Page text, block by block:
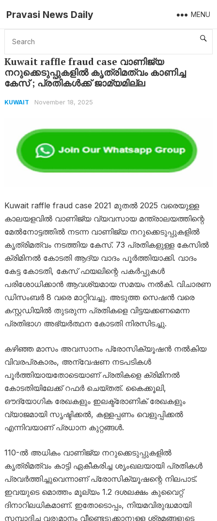
Pravasi News Daily MENU
Home Kuwait
Kuwait raffle fraud case വാണിജ്യ
നറുക്കെടുപ്പുകളിൽ കൃത്രിമത്വം കാണിച്ച
കേസ് ; പ്രതികൾക്ക് ജാമ്യമില്ല
KUWAIT November 18, 2025
Kuwait raffle fraud case 2021 മുതൽ 2025 വരെയുള്ള
കാലയളവിൽ വാണിജ്യ വ്യവസായ മന്ത്രാലയത്തിന്റെ
മേൽനോട്ടത്തിൽ നടന്ന വാണിജ്യ നറുക്കെടുപ്പുകളിൽ
കൃത്രിമത്വം നടത്തിയ കേസ്. 73 പ്രതികളുള്ള കേസിൽ
ക്രിമിനൽ കോടതി ആദ്യ വാദം പൂർത്തിയാക്കി. വാദം
കേട്ട കോടതി, കേസ് ഫയലിന്റെ പകർപ്പുകൾ
പരിശോധിക്കാൻ ആവശ്യമായ സമയം നൽകി. വിചാരണ
ഡിസംബർ 8 വരെ മാറ്റിവച്ചു. അടുത്ത സെഷൻ വരെ
കസ്റ്റഡിയിൽ തുടരുന്ന പ്രതികളെ വിട്ടയക്കണമെന്ന
പ്രതിഭാഗ അഭ്യർത്ഥന കോടതി നിരസിടച്ചു.
കഴിഞ്ഞ മാസം അവസാനം പ്രോസിക്യൂഷൻ നൽകിയ
വിവരപ്രകാരം, അന്വേഷണ നടപടികൾ
പൂർത്തിയായതോടെയാണ് പ്രതികളെ ക്രിമിനൽ
കോടതിയിലേക്ക് റഫർ ചെയ്തത്. കൈക്കൂലി,
ഔദ്യോഗിക രേഖകളും ഇലക്ട്രോണിക് രേഖകളും
വ്യാജമായി സൃഷ്ടിക്കൽ, കള്ളപ്പണം വെളുപ്പിക്കൽ
എന്നിവയാണ് പ്രധാന കുറ്റങ്ങൾ.
110-ൽ അധികം വാണിജ്യ നറുക്കെടുപ്പുകളിൽ
കൃത്രിമത്വം കാട്ടി ഏകീകരിച്ച ശൃംഖലയായി പ്രതികൾ
പ്രവർത്തിച്ചുവെന്നാണ് പ്രോസിക്യൂഷന്റെ നിലപാട്.
ഇവയുടെ മൊത്തം മൂല്യം 1.2 ദശലക്ഷം കുവൈറ്റ്
ദിനാറിലധികമാണ്. ഇതോടൊപ്പം, നിയമവിരുദ്ധമായി
സമ്പാദിച്ച വരുമാനം വീണ്ടെടുക്കാനുള്ള ശ്രമങ്ങളുടെ